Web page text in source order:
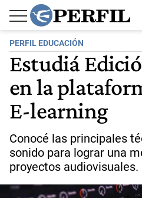
PERFIL EDUCACIÓN
Estudiá
en la
E-learning
Conocé las principales
sonido para lograr una
proyectos